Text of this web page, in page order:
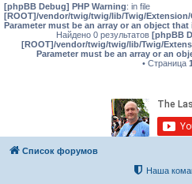
[phpBB Debug] PHP Warning: in file
[ROOT]/vendor/twig/twig/lib/Twig/
Parameter must be an array or an object
Найдено 0 результатов [phpBB
[ROOT]/vendor/twig/twig/lib/Twig/
Parameter must be an array or an
• Страница 1
Список форумов
Наша